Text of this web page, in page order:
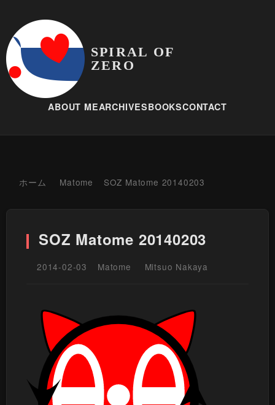
SPIRAL OF
ZERO
ABOUT MEARCHIVESBOOKSCONTACT
ホーム Matome SOZ Matome 20140203
SOZ Matome 20140203
2014-02-03 Matome Mitsuo Nakaya